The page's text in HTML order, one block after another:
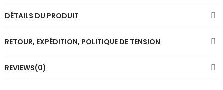
DÉTAILS DU PRODUIT
RETOUR, EXPÉDITION, POLITIQUE DE TENSION
REVIEWS(0)